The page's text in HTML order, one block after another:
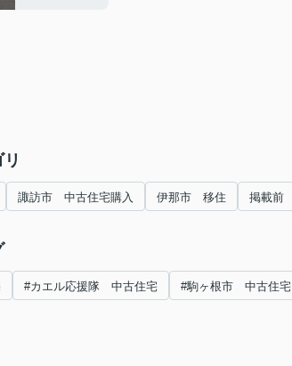
諏訪市 中古住宅購入 伊那市 移住 掲載前
#カエル応援隊 中古住宅 #駒ヶ根市 中古住宅